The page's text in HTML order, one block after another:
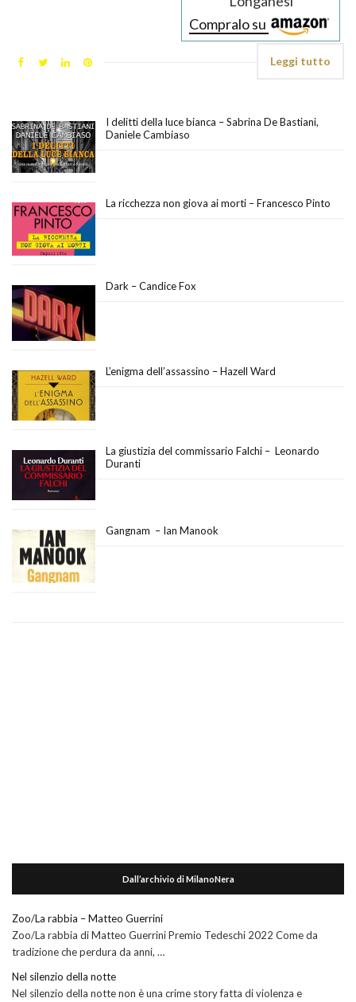
Compralo su
Leggi tutto
I delitti della luce bianca – Sabrina De Bastiani,
Daniele Cambiaso
La ricchezza non giova ai morti – Francesco Pinto
Dark – Candice Fox
L’enigma dell’assassino – Hazell Ward
La giustizia del commissario Falchi – Leonardo
Duranti
Gangnam – Ian Manook
Dall’archivio di MilanoNera
Zoo/La rabbia – Matteo Guerrini
Zoo/La rabbia di Matteo Guerrini Premio Tedeschi 2022 Come da
tradizione che perdura da anni, …
Nel silenzio della notte
Nel silenzio della notte non è una crime story fatta di violenza e